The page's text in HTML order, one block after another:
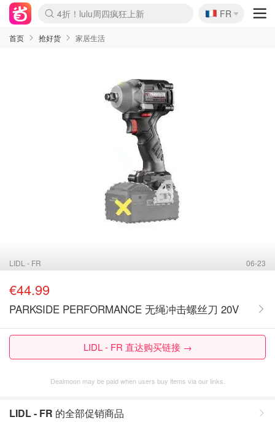
Boticinal 夏促开抢！
4折！lulu周四疯狂上新
还没结束！&OtherStories大促
Joybuy变相75折 随时失效
速领！Stanley独家85折
疑似霸哥！Camper额外叠85折
Zalando 奥莱闪促！每日更新
Moncler反季囤！5折起+叠9折
Coach Brooklyn仅€192
🇫🇷
FR
首页 抢好货 家居生活
LIDL - FR 06-23
€44.99
PARKSIDE PERFORMANCE 无绳冲击螺丝刀 20V
LIDL - FR 直达购买链接 →
Dealmoon may be paid when users buy items via our links.
LIDL - FR 的全部促销商品